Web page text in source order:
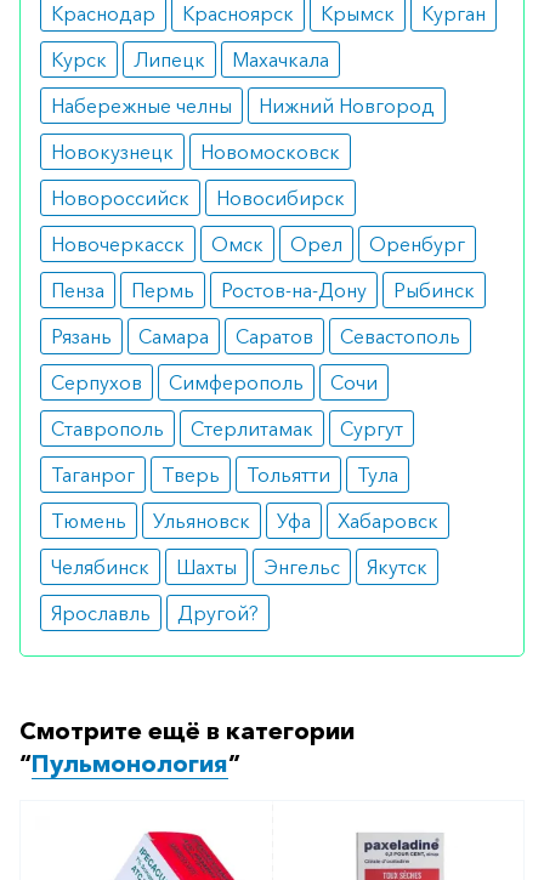
Побочные реакции
тремор;
тахикардия;
повышение артериального давления;
расширение зрачков;
чрезмерное выделение пота.
Как оформить заказ?
Вы можете заказать препарат с доставкой в
аптеку-партнёра в вашем городе. Для этого Вы
можете оформить бронирование на сайте или
заказать по телефону8 800 301 52 86
с любого телефона по РФ)
Краснодар
Красноярск Крымск
Курган
Курск
Липецк
Махачкала
Набережные челны
Нижний Новгород
Новокузнецк
Новомосковск
Новороссийск
Новосибирск
Новочеркасск
Омск Орел
Оренбург
Пенза
Пермь Ростов-на-Дону
Рыбинск
Рязань
Самара Саратов
Севастополь
Серпухов
Симферополь
Сочи
Ставрополь
Стерлитамак
Сургут
Таганрог
Тверь Тольятти
Тула
Тюмень
Ульяновск Уфа
Хабаровск
Челябинск
Шахты Энгельс
Якутск
Ярославль
Другой?
Смотрите ещё в категории
“Пульмонология”